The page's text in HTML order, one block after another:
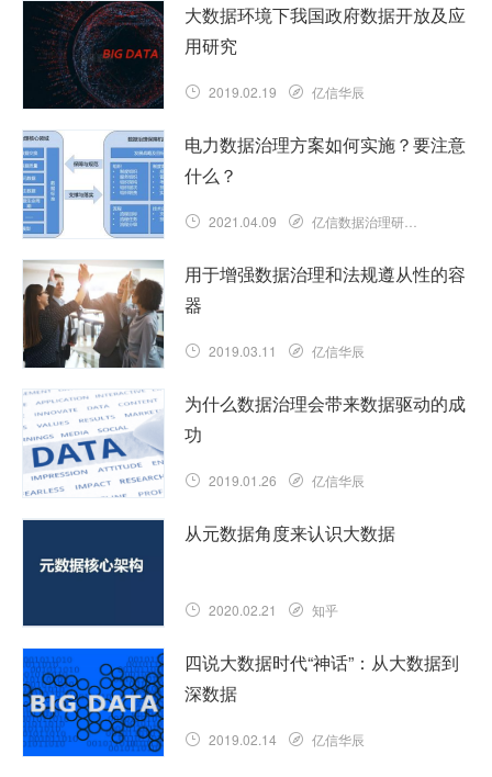
大数据环境下我国政府数据开放及应
用研究
2019.02.19 亿信华辰
电力数据治理方案如何实施？要注意
什么？
2021.04.09 亿信数据治理研究院
用于增强数据治理和法规遵从性的容
器
2019.03.11 亿信华辰
为什么数据治理会带来数据驱动的成
功
2019.01.26 亿信华辰
从元数据角度来认识大数据
2020.02.21 知乎
四说大数据时代“神话”：从大数据到
深数据
2019.02.14 亿信华辰